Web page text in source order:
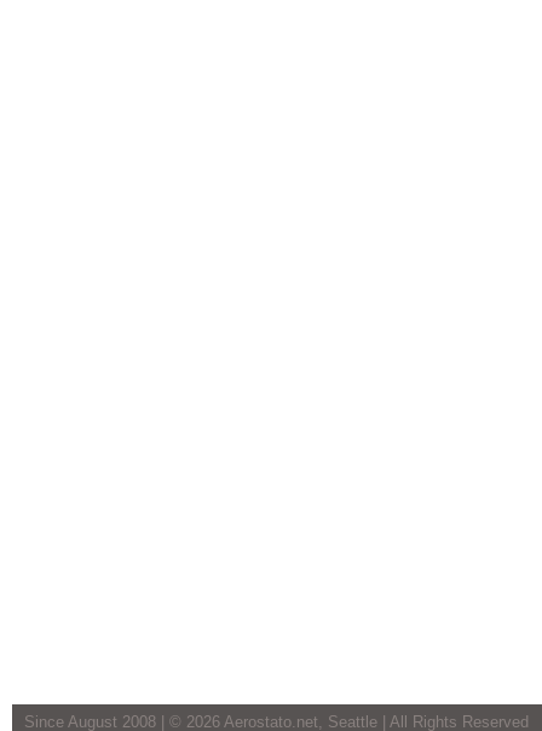
Since August 2008 | © 2026 Aerostato.net, Seattle | All Rights Reserved